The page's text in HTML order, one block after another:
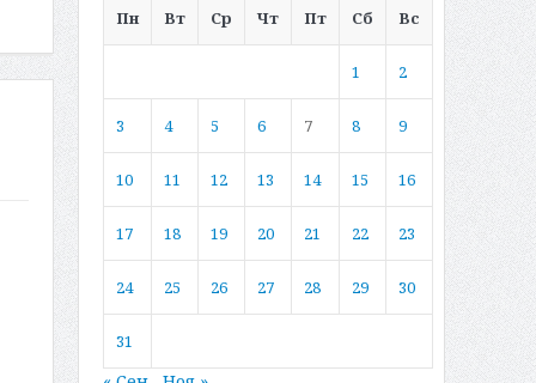
Пн
Вт Ср Чт Пт Сб Вс
1 2
3 4 5 6 7 8 9
10 11 12 13 14 15 16
17 18 19 20 21 22 23
24 25 26 27 28 29 30
31